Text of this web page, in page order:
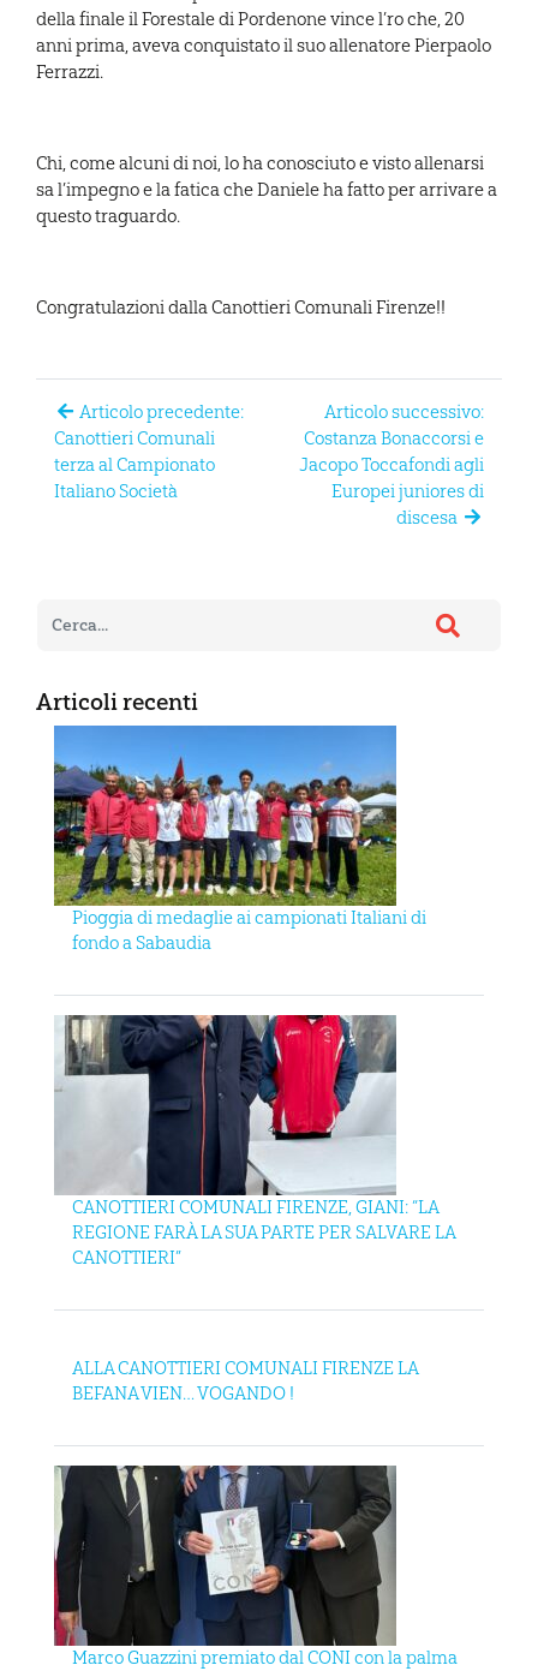
della finale il Forestale di Pordenone vince l’ro che, 20
anni prima, aveva conquistato il suo allenatore Pierpaolo
Ferrazzi.
Chi, come alcuni di noi, lo ha conosciuto e visto allenarsi
sa l’impegno e la fatica che Daniele ha fatto per arrivare a
questo traguardo.
Congratulazioni dalla Canottieri Comunali Firenze!!
Articolo precedente:
Canottieri Comunali
terza al Campionato
Italiano Società
Articolo successivo:
Costanza Bonaccorsi e
Jacopo Toccafondi agli
Europei juniores di
discesa
Articoli recenti
Pioggia di medaglie ai campionati Italiani di
fondo a Sabaudia
CANOTTIERI COMUNALI FIRENZE, GIANI: “LA
REGIONE FARÀ LA SUA PARTE PER SALVARE LA
CANOTTIERI”
ALLA CANOTTIERI COMUNALI FIRENZE LA
BEFANA VIEN… VOGANDO !
Marco Guazzini premiato dal CONI con la palma